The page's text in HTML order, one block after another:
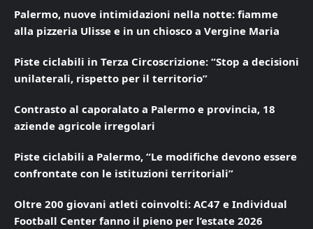
Palermo, nuove intimidazioni nella notte: fiamme
alla pizzeria Ulisse e in un chiosco a Vergine Maria
Piste ciclabili in Terza Circoscrizione: “Stop a decisioni
unilaterali, rispetto per il territorio”
Contrasto al caporalato a Palermo e provincia, 18
aziende agricole irregolari
Piste ciclabili a Palermo, “Le modifiche devono essere
confrontate con le istituzioni territoriali”
Oltre 200 giovani atleti coinvolti: AC47 e Individual
Football Center fanno il pieno per l’estate 2026